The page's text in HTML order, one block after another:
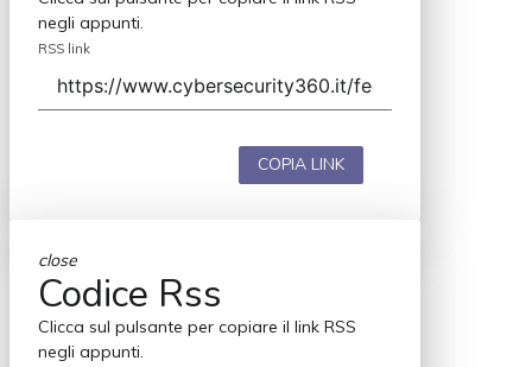
negli appunti.
RSS link
COPIA LINK
close
Codice Rss
Clicca sul pulsante per copiare il link RSS
negli appunti.